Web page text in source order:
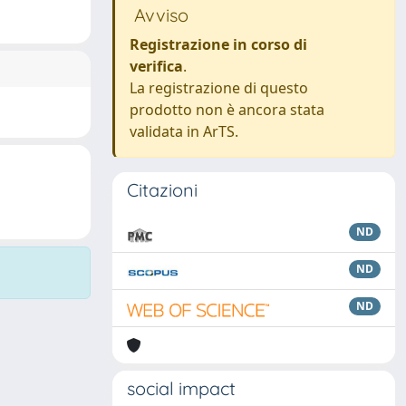
Avviso
Registrazione in corso di
verifica.
La registrazione di questo
prodotto non è ancora stata
validata in ArTS.
Citazioni
ND
ND
ND
social impact